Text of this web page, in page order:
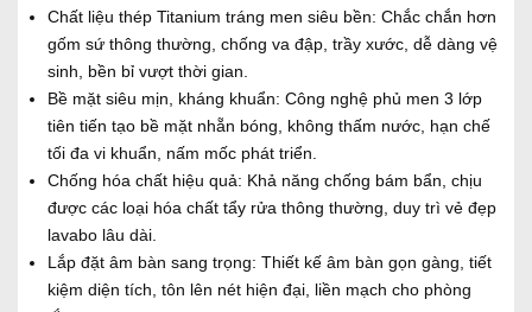
Chất liệu thép Titanium tráng men siêu bền: Chắc chắn hơn
gốm sứ thông thường, chống va đập, trầy xước, dễ dàng vệ
sinh, bền bỉ vượt thời gian.
Bề mặt siêu mịn, kháng khuẩn: Công nghệ phủ men 3 lớp
tiên tiến tạo bề mặt nhẵn bóng, không thấm nước, hạn chế
tối đa vi khuẩn, nấm mốc phát triển.
Chống hóa chất hiệu quả: Khả năng chống bám bẩn, chịu
được các loại hóa chất tẩy rửa thông thường, duy trì vẻ đẹp
lavabo lâu dài.
Lắp đặt âm bàn sang trọng: Thiết kế âm bàn gọn gàng, tiết
kiệm diện tích, tôn lên nét hiện đại, liền mạch cho phòng